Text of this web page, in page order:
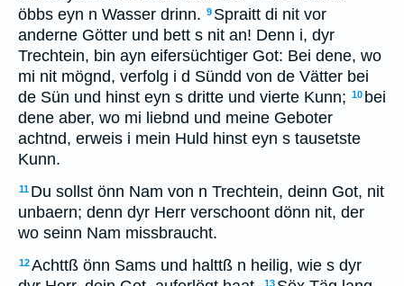
öbbs eyn n Wasser drinn. 9 Spraitt di nit vor
anderne Götter und bett s nit an! Denn i, dyr
Trechtein, bin ayn eifersüchtiger Got: Bei dene, wo
mi nit mögnd, verfolg i d Sündd von de Vätter bei
de Sün und hinst eyn s dritte und vierte Kunn; 10 bei
dene aber, wo mi liebnd und meine Geboter
achtnd, erweis i mein Huld hinst eyn s tausetste
Kunn.
11 Du sollst önn Nam von n Trechtein, deinn Got, nit
unbaern; denn dyr Herr verschoont dönn nit, der
wo seinn Nam missbraucht.
12Achttß önn Sams und halttß n heilig, wie s dyr
13